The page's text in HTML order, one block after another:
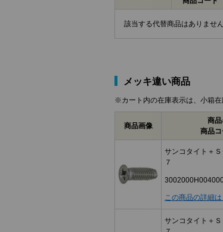
該当する代替商品はありません
メッキ違い商品
※カート内の在庫表示は、小箱
商品画像
商品
商品コ
サンコタイト＋
７
この商品の詳細は
サンコタイト＋